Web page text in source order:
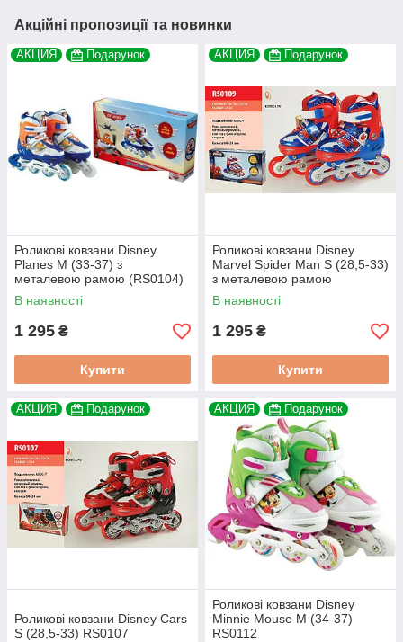
Акційні пропозиції та новинки
АКЦИЯ Подарунок
Роликові ковзани Disney
Planes М (33-37) з
металевою рамою (RS0104)
В наявності
1 295 ₴
Купити
АКЦИЯ Подарунок
Роликові ковзани Disney
Marvel Spider Man S (28,5-33)
з металевою рамою
(RS0109)
В наявності
1 295 ₴
Купити
АКЦИЯ Подарунок
Роликові ковзани Disney Cars
S (28,5-33) RS0107
АКЦИЯ Подарунок
Роликові ковзани Disney
Minnie Mouse M (34-37)
RS0112